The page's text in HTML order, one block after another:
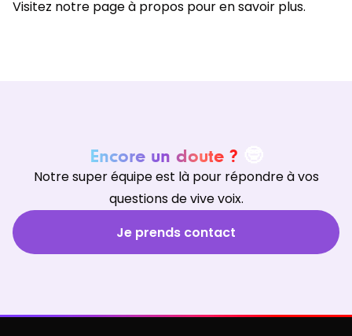
Visitez notre page à propos pour en savoir plus.
Encore un doute ?
Notre super équipe est là pour répondre à vos
questions de vive voix.
Je prends contact